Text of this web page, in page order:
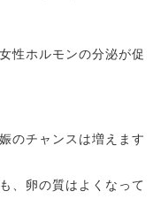
性ホルモンの分泌が促
のチャンスは増えます
、卵の質はよくなって